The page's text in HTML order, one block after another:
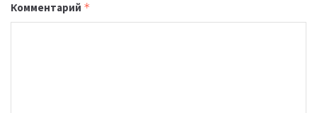
Комментарий *